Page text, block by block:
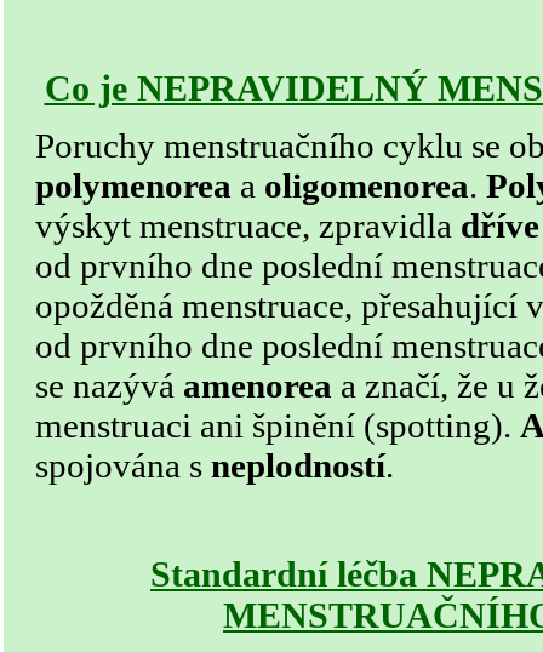
Co je NEPRAVIDELNÝ
Poruchy menstruačního cyklu se
polymenorea a oligomenorea.
výskyt menstruace, zpravidla
od prvního dne poslední
opožděná menstruace, přesahující
od prvního dne poslední
se nazývá amenorea a značí, že u
menstruaci ani špinění (spotting).
spojována s neplodností.
Standardní léčba